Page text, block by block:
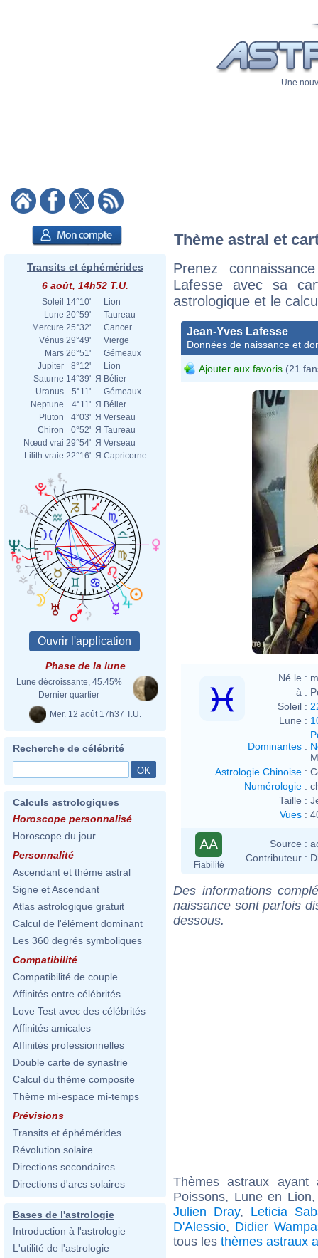
Une
Transits et éphémérides
6 août, 14h52 T.U.
Soleil 14°10'
Lion
Lune 20°59'
Taureau
Mercure 25°32'
Cancer
Vénus 29°49'
Vierge
Mars 26°51'
Gémeaux
Jupiter
8°12'
Lion
Saturne 14°39' Я Bélier
Uranus
5°11'
Gémeaux
Neptune
4°11' Я Bélier
Pluton
4°03' Я Verseau
Chiron
0°52' Я Taureau
Nœud vrai 29°54' Я Verseau
Lilith vraie 22°16' Я Capricorne
Phase de la lune
Lune décroissante, 45.45%
Dernier quartier
Mer. 12 août 17h37 T.U.
Recherche de célébrité
Calculs astrologiques
Horoscope personnalisé
Horoscope du jour
Personnalité
Ascendant et thème astral
Signe et Ascendant
Atlas astrologique gratuit
Calcul de l'élément dominant
Les 360 degrés symboliques
Compatibilité
Compatibilité de couple
Affinités entre célébrités
Love Test avec des célébrités
Affinités amicales
Affinités professionnelles
Double carte de synastrie
Calcul du thème composite
Thème mi-espace mi-temps
Prévisions
Transits et éphémérides
Révolution solaire
Directions secondaires
Directions d'arcs solaires
Bases de l'astrologie
Introduction à l'astrologie
L'utilité de l'astrologie
Thème astral et
Prenez
Lafesse avec sa
astrologique et le
Jean-Yves Lafesse
Données de naissance et
Ajouter aux favoris (21
Né le :
à :
Soleil :
Lune :
Dominantes :
Astrologie Chinoise :
Numérologie :
Taille :
Vues :
AA
Fiabilité
Source :
Contributeur :
Des informations
naissance sont parfois
dessous.
Thèmes astraux
Poissons, Lune en
Julien Dray, Leticia
D'Alessio, Didier
tous les thèmes astraux